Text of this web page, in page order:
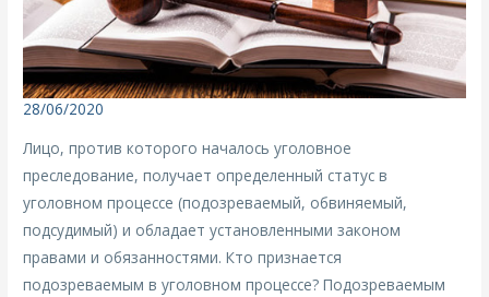
28/06/2020
Лицо, против которого началось уголовное
преследование, получает определенный статус в
уголовном процессе (подозреваемый, обвиняемый,
подсудимый) и обладает установленными законом
правами и обязанностями. Кто признается
подозреваемым в уголовном процессе? Подозреваемым